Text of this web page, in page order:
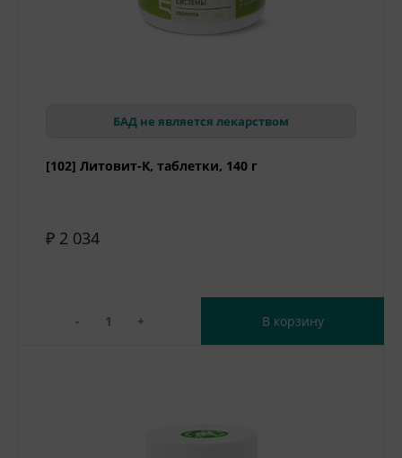
БАД не является лекарством
[102] Литовит-К, таблетки, 140 г
₽ 2 034
- + В корзину